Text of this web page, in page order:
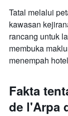
Tatal melalui
kawasan
rancang untuk
membuka
menempah
Fakta
de l'Arpa